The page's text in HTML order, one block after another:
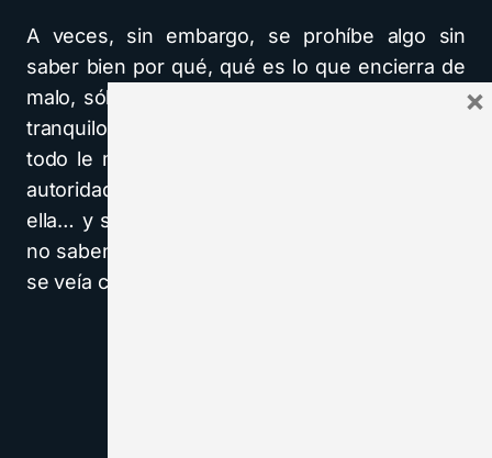
A veces, sin embargo, se prohíbe algo sin
saber bien por qué, qué es lo que encierra de
malo, sólo por impulso, por las ganas de estar
tranquilos o porque uno se siente nervioso y
todo le molesta. Se compromete así la propia
autoridad sin que sea necesario, abusando de
ella… y se desconcierta a los muchachos, que
no saben por qué hoy está vedado lo que ayer
se veía con buenos ojos.
×